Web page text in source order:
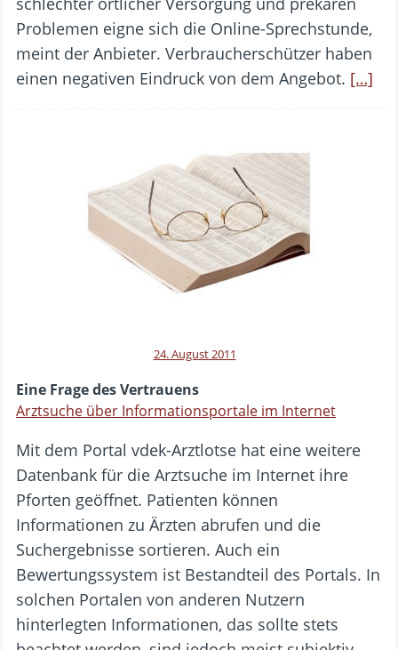
Problemen eigne sich die Online-Sprechstunde,
meint der Anbieter. Verbraucherschützer haben
einen negativen Eindruck von dem Angebot. […]
24. August 2011
Eine Frage des Vertrauens
Arztsuche über Informationsportale im Internet
Mit dem Portal vdek-Arztlotse hat eine weitere
Datenbank für die Arztsuche im Internet ihre
Pforten geöffnet. Patienten können
Informationen zu Ärzten abrufen und die
Suchergebnisse sortieren. Auch ein
Bewertungssystem ist Bestandteil des Portals. In
solchen Portalen von anderen Nutzern
hinterlegten Informationen, das sollte stets